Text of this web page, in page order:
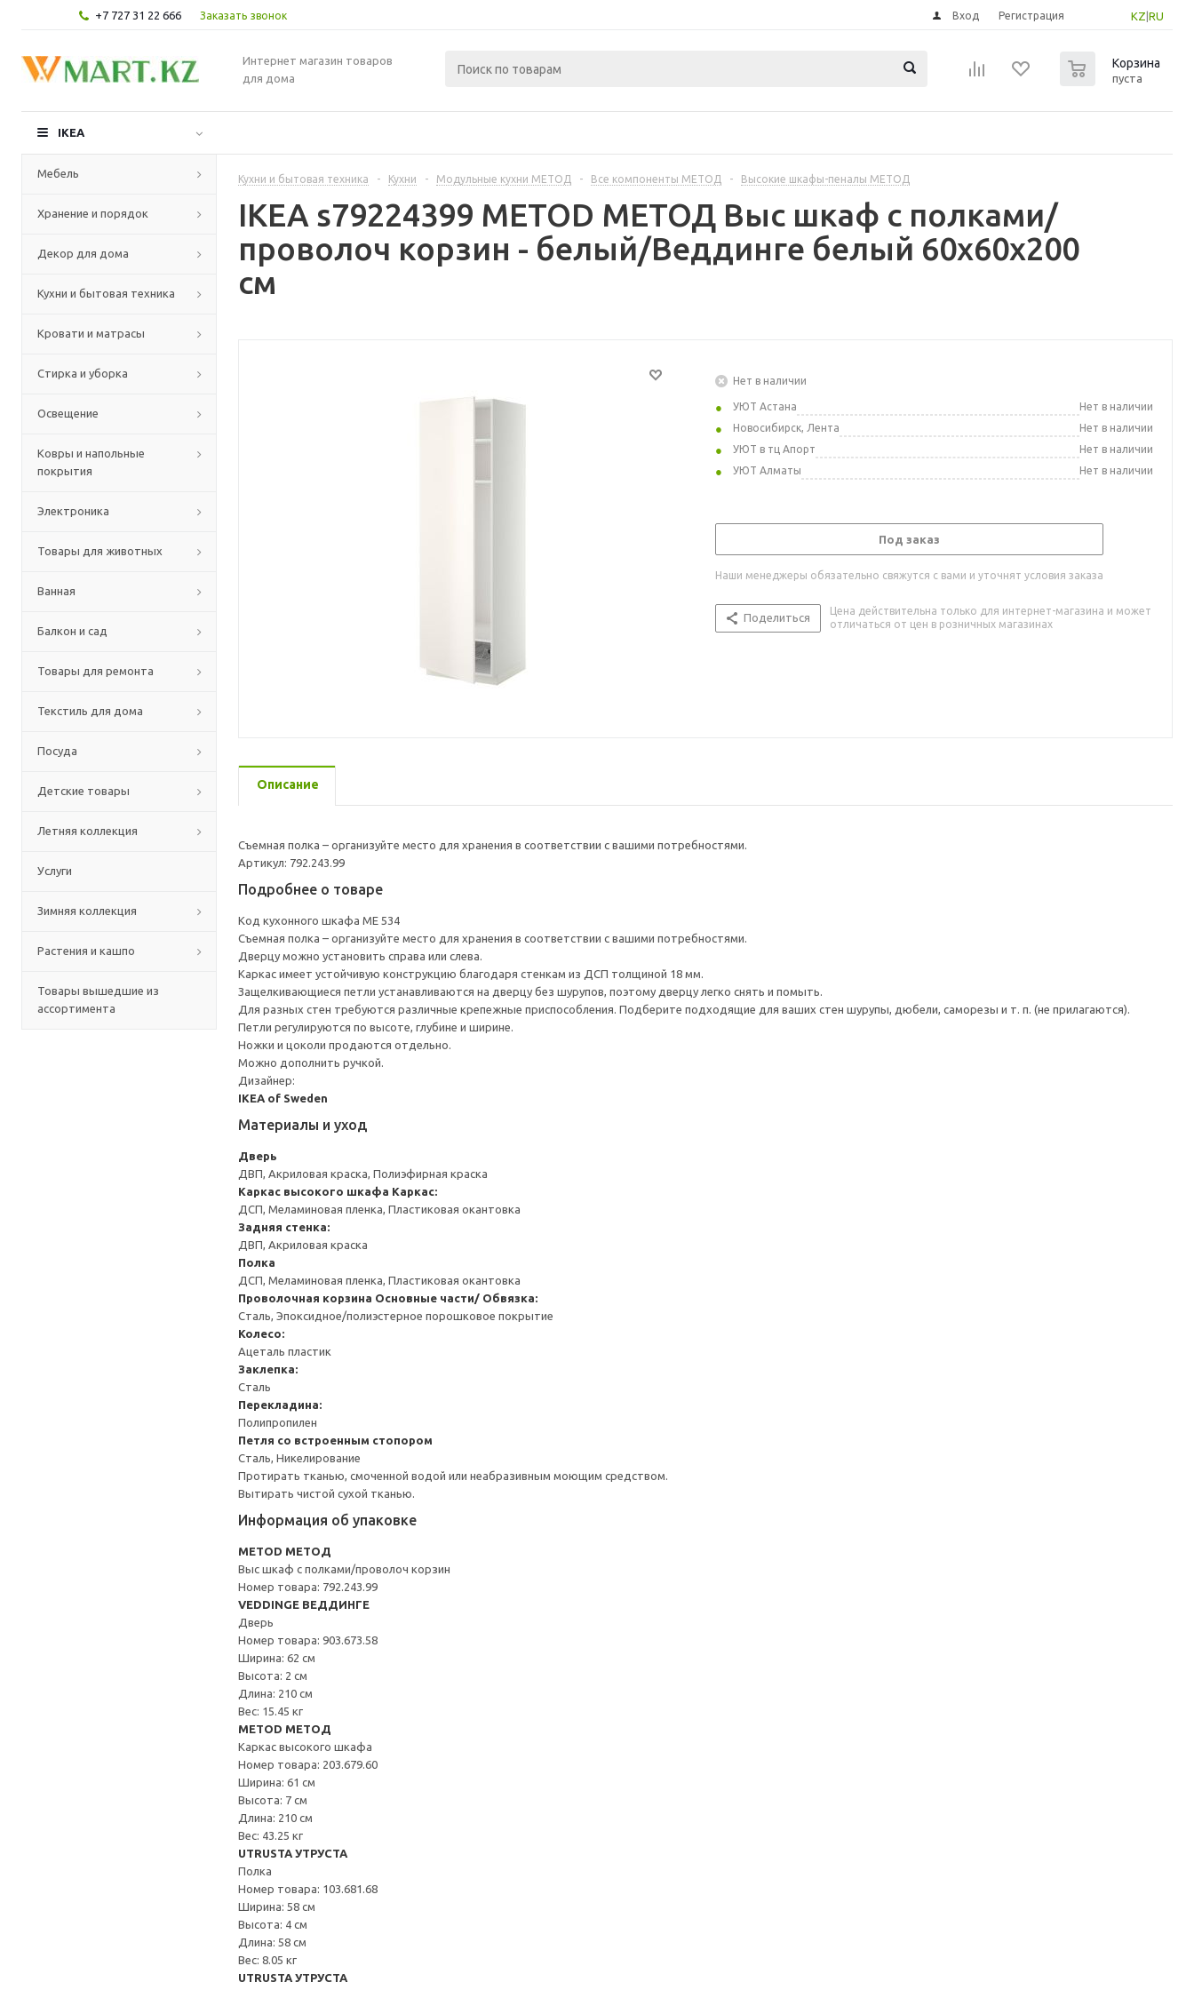
+7 727 31 22 666 Заказать звонок KZ RU
Вход Регистрация
Интернет магазин товаров
для дома
Корзина
пуста
IKEA
Мебель
Хранение и порядок
Декор для дома
Кухни и бытовая техника
Кровати и матрасы
Стирка и уборка
Освещение
Ковры и напольные
покрытия
Электроника
Товары для животных
Ванная
Балкон и сад
Товары для ремонта
Текстиль для дома
Посуда
Детские товары
Летняя коллекция
Услуги
Зимняя коллекция
Растения и кашпо
Товары вышедшие из
ассортимента
Кухни и бытовая техника - Кухни - Модульные кухни МЕТОД - Все компоненты МЕТОД - Высокие шкафы-пеналы МЕТОД
IKEA s79224399 METOD МЕТОД Выс шкаф с полками/
проволоч корзин - белый/Веддинге белый 60x60x200
см
Нет в наличии
УЮТ Астана
Нет в наличии
Новосибирск, Лента
Нет в наличии
УЮТ в тц Апорт
Нет в наличии
УЮТ Алматы
Нет в наличии
Под заказ
Наши менеджеры обязательно свяжутся с вами и уточнят условия заказа
Поделиться
Цена действительна только для интернет-магазина и может
отличаться от цен в розничных магазинах
Описание
Съемная полка – организуйте место для хранения в соответствии с вашими потребностями.
Артикул: 792.243.99
Подробнее о товаре
Код кухонного шкафа ME 534
Съемная полка – организуйте место для хранения в соответствии с вашими потребностями.
Дверцу можно установить справа или слева.
Каркас имеет устойчивую конструкцию благодаря стенкам из ДСП толщиной 18 мм.
Защелкивающиеся петли устанавливаются на дверцу без шурупов, поэтому дверцу легко снять и помыть.
Для разных стен требуются различные крепежные приспособления. Подберите подходящие для ваших стен шурупы, дюбели, саморезы и т. п. (не прилагаются).
Петли регулируются по высоте, глубине и ширине.
Ножки и цоколи продаются отдельно.
Можно дополнить ручкой.
Дизайнер:
IKEA of Sweden
Материалы и уход
Дверь
ДВП, Акриловая краска, Полиэфирная краска
Каркас высокого шкафа Каркас:
ДСП, Меламиновая пленка, Пластиковая окантовка
Задняя стенка:
ДВП, Акриловая краска
Полка
ДСП, Меламиновая пленка, Пластиковая окантовка
Проволочная корзина Основные части/ Обвязка:
Сталь, Эпоксидное/полиэстерное порошковое покрытие
Колесо:
Ацеталь пластик
Заклепка:
Сталь
Перекладина:
Полипропилен
Петля со встроенным стопором
Сталь, Никелирование
Протирать тканью, смоченной водой или неабразивным моющим средством.
Вытирать чистой сухой тканью.
Информация об упаковке
METOD МЕТОД
Выс шкаф с полками/проволоч корзин
Номер товара: 792.243.99
VEDDINGE ВЕДДИНГЕ
Дверь
Номер товара: 903.673.58
Ширина: 62 см
Высота: 2 см
Длина: 210 см
Вес: 15.45 кг
METOD МЕТОД
Каркас высокого шкафа
Номер товара: 203.679.60
Ширина: 61 см
Высота: 7 см
Длина: 210 см
Вес: 43.25 кг
UTRUSTA УТРУСТА
Полка
Номер товара: 103.681.68
Ширина: 58 см
Высота: 4 см
Длина: 58 см
Вес: 8.05 кг
UTRUSTA УТРУСТА